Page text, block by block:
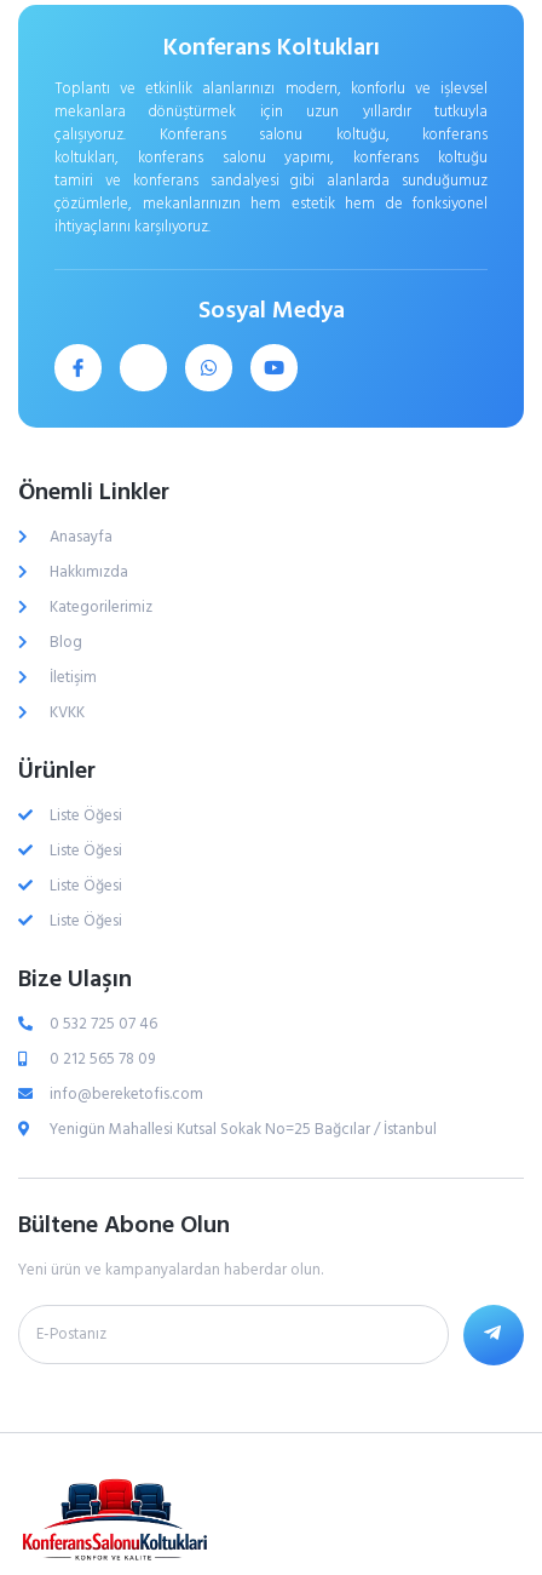
Konferans Koltukları
Toplantı ve etkinlik alanlarınızı modern, konforlu ve işlevsel
mekanlara dönüştürmek için uzun yıllardır tutkuyla
çalışıyoruz. Konferans salonu koltuğu, konferans
koltukları, konferans salonu yapımı, konferans koltuğu
tamiri ve konferans sandalyesi gibi alanlarda sunduğumuz
çözümlerle, mekanlarınızın hem estetik hem de fonksiyonel
ihtiyaçlarını karşılıyoruz.
Sosyal Medya
Önemli Linkler
Anasayfa
Hakkımızda
Kategorilerimiz
Blog
İletişim
KVKK
Ürünler
Liste Öğesi
Liste Öğesi
Liste Öğesi
Liste Öğesi
Bize Ulaşın
0 532 725 07 46
0 212 565 78 09
info@bereketofis.com
Yenigün Mahallesi Kutsal Sokak No=25 Bağcılar / İstanbul
Bültene Abone Olun
Yeni ürün ve kampanyalardan haberdar olun.